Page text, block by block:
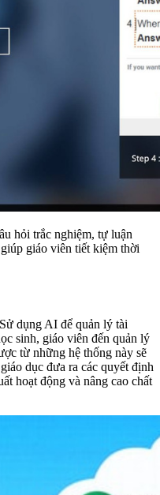
hỏi trắc nghiệm, tự luận
giáo viên tiết kiệm thời
dụng AI để quản lý tài
sinh, giáo viên đến quản lý
từ những hệ thống này sẽ
dục đưa ra các quyết định
hoạt động và nâng cao chất